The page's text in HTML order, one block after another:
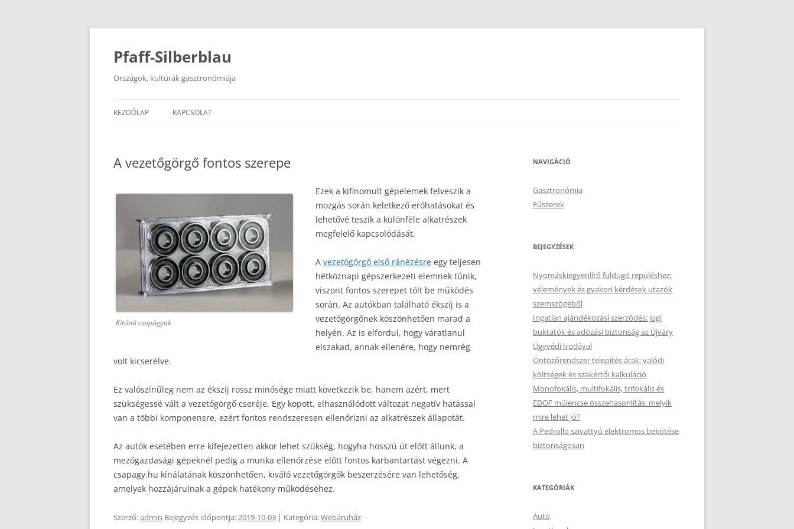
Kilépés
tartalomba
Pfaff-Silberblau
Országok, kultúrák gasztronómiája
KEZDŐLAP KAPCSOLAT
A vezetőgörgő fontos szerepe
Kitűnő csapágyak
Ezek a kifinomult gépelemek felveszik a
mozgás során keletkező erőhatásokat és
lehetővé teszik a különféle alkatrészek
megfelelő kapcsolódását.
A vezetőgörgő első ránézésre egy teljesen
hétköznapi gépszerkezeti elemnek tűnik,
viszont fontos szerepet tölt be működés
során. Az autókban található ékszíj is a
vezetőgörgőnek köszönhetően marad a
helyén. Az is elfordul, hogy váratlanul
elszakad, annak ellenére, hogy nemrég
volt kicserélve.
Ez valószínűleg nem az ékszíj rossz minősége miatt következik be, hanem azért, mert
szükségessé vált a vezetőgörgő cseréje. Egy kopott, elhasználódott változat negatív hatással
van a többi komponensre, ezért fontos rendszeresen ellenőrizni az alkatrészek állapotát.
Az autók esetében erre kifejezetten akkor lehet szükség, hogyha hosszú út előtt állunk, a
mezőgazdasági gépeknél pedig a munka ellenőrzése előtt fontos karbantartást végezni. A
csapagy.hu kínálatának köszönhetően, kiváló vezetőgörgők beszerzésére van lehetőség,
amelyek hozzájárulnak a gépek hatékony működéséhez.
Szerző:admin Bejegyzés időpontja:2019-10-03 | Kategória:Webáruház
NAVIGÁCIÓ
Gasztronómia
Fűszerek
BEJEGYZÉSEK
Nyomáskiegyenlítő füldugó repüléshez:
vélemények és gyakori kérdések utazók
szemszögéből
Ingatlan ajándékozási szerződés: jogi
buktatók és adózási biztonság az Újváry
Ügyvédi Irodával
Öntözőrendszer telepítés árak: valódi
költségek és szakértői kalkuláció
Monofokális, multifokális, trifokális és
EDOF műlencse összehasonlítás: melyik
mire lehet jó?
A Pedrollo szivattyú elektromos bekötése
biztonságosan
KATEGÓRIÁK
Autó